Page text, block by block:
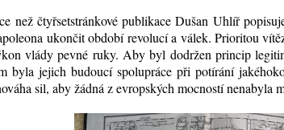
než čtyřsetstránkové publikace Dušan Uhlíř
ukončit období revolucí a válek. Prioritou
vlády pevné ruky. Aby byl dodržen princip
byla jejich budoucí spolupráce při potírání
sil, aby žádná z evropských mocností nenabyla